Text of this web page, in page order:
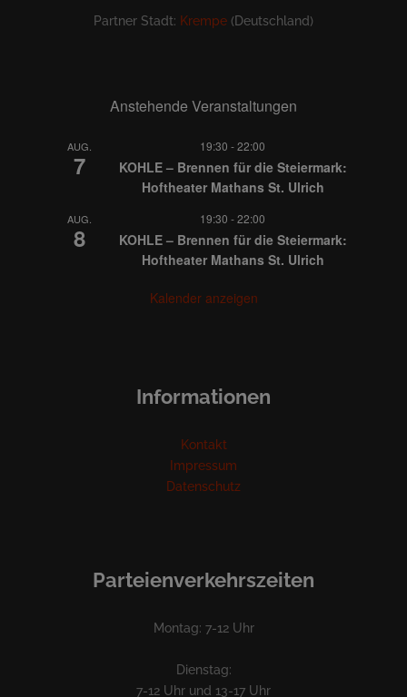
Partner Stadt: Krempe (Deutschland)
Anstehende Veranstaltungen
AUG.
7
19:30 -22:00
KOHLE – Brennen für die Steiermark:
Hoftheater Mathans St. Ulrich
AUG.
8
19:30 -22:00
KOHLE – Brennen für die Steiermark:
Hoftheater Mathans St. Ulrich
Kalender anzeigen
Informationen
Kontakt
Impressum
Datenschutz
Parteienverkehrszeiten
Montag: 7-12 Uhr
Dienstag:
7-12 Uhr und 13-17 Uhr